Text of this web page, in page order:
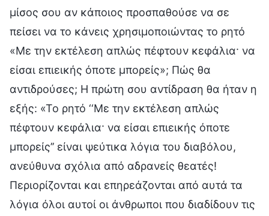
μίσος σου αν κάποιος προσπαθούσε να σε
πείσει να το κάνεις χρησιμοποιώντας το ρητό
«Με την εκτέλεση απλώς πέφτουν κεφάλια· να
είσαι επιεικής όποτε μπορείς»; Πώς θα
αντιδρούσες; Η πρώτη σου αντίδραση θα ήταν η
εξής: «Το ρητό ‘‘Με την εκτέλεση απλώς
πέφτουν κεφάλια· να είσαι επιεικής όποτε
μπορείς’’ είναι ψεύτικα λόγια του διαβόλου,
ανεύθυνα σχόλια από αδρανείς θεατές!
Περιορίζονται και επηρεάζονται από αυτά τα
λόγια όλοι αυτοί οι άνθρωποι που διαδίδουν τις